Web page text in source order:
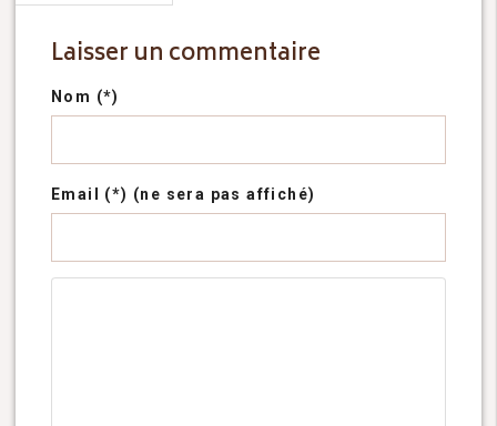
Laisser un commentaire
Nom (*)
Email (*) (ne sera pas affiché)